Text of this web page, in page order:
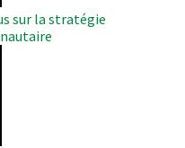
sur la stratégie